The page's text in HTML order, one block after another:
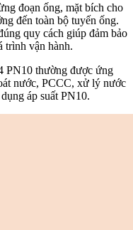
đoạn ống, mặt bích cho
đến toàn bộ tuyến ống.
quy cách giúp đảm bảo
trình vận hành.
PN10 thường được ứng
nước, PCCC, xử lý nước
áp suất PN10.